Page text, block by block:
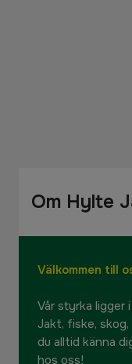
Om Hylte
Välkommen till
Vår styrka ligger
Jakt, fiske, skog,
du alltid känna
hos oss!